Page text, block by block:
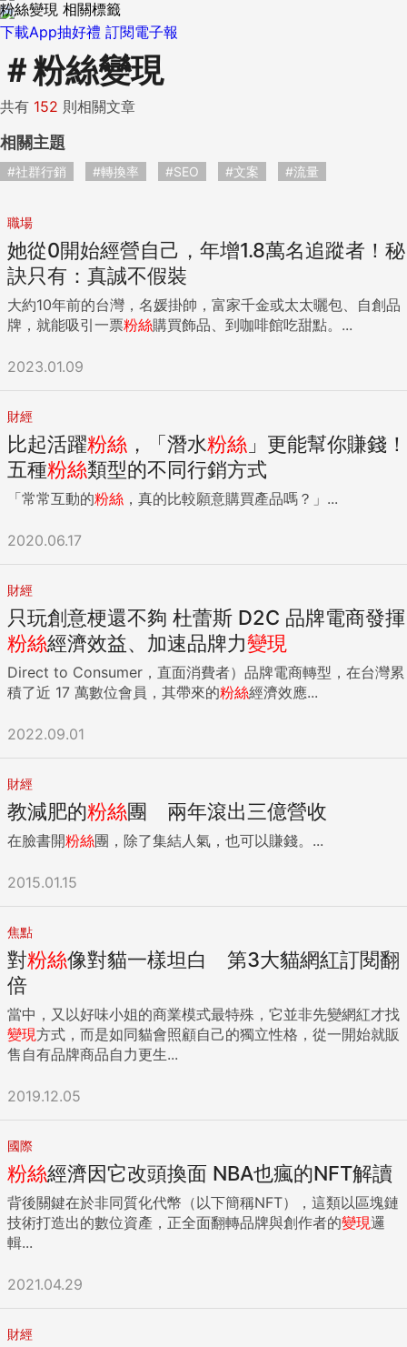
下載App抽好禮 訂閱電子報
粉絲變現 相關標籤
＃粉絲變現
共有 152 則相關文章
相關主題
#社群行銷 #轉換率 #SEO #文案 #流量
職場
她從0開始經營自己，年增1.8萬名追蹤者！秘
訣只有：真誠不假裝
大約10年前的台灣，名媛掛帥，富家千金或太太曬包、自創品
牌，就能吸引一票粉絲購買飾品、到咖啡館吃甜點。...
2023.01.09
財經
比起活躍粉絲 ，「潛水粉絲 」更能幫你賺錢！
五種粉絲類型的不同行銷方式
「常常互動的粉絲 ，真的比較願意購買產品嗎？」...
2020.06.17
財經
只玩創意梗還不夠 杜蕾斯 D2C 品牌電商發揮
粉絲經濟效益、加速品牌力變現
Direct to Consumer，直面消費者）品牌電商轉型，在台灣累
積了近 17 萬數位會員，其帶來的粉絲經濟效應...
2022.09.01
財經
教減肥的粉絲團 兩年滾出三億營收
在臉書開粉絲團，除了集結人氣，也可以賺錢。...
2015.01.15
焦點
對粉絲像對貓一樣坦白 第3大貓網紅訂閱翻
倍
當中，又以好味小姐的商業模式最特殊，它並非先變網紅才找
變現方式，而是如同貓會照顧自己的獨立性格，從一開始就販
售自有品牌商品自力更生...
2019.12.05
國際
粉絲經濟因它改頭換面 NBA也瘋的NFT解讀
背後關鍵在於非同質化代幣（以下簡稱NFT），這類以區塊鏈
技術打造出的數位資產，正全面翻轉品牌與創作者的變現邏
輯...
2021.04.29
財經